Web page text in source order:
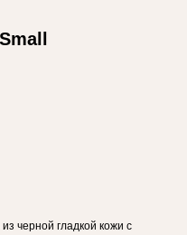
черной гладкой кожи с